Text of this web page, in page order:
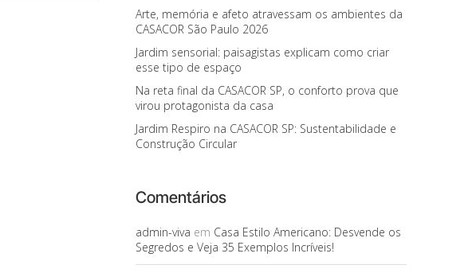
Arte, memória e afeto atravessam os ambientes da
CASACOR São Paulo 2026
Jardim sensorial: paisagistas explicam como criar
esse tipo de espaço
Na reta final da CASACOR SP, o conforto prova que
virou protagonista da casa
Jardim Respiro na CASACOR SP: Sustentabilidade e
Construção Circular
Comentários
admin-viva em Casa Estilo Americano: Desvende os
Segredos e Veja 35 Exemplos Incríveis!